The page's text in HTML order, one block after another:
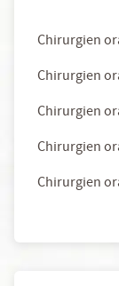
Chirurgien
Chirurgien
Chirurgien
Chirurgien
Chirurgien